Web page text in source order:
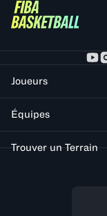
Joueurs
Équipes
Trouver un Terrain